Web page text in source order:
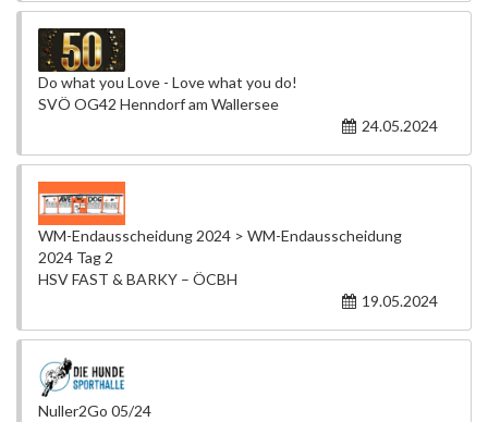
Do what you Love - Love what you do!
SVÖ OG42 Henndorf am Wallersee
24.05.2024
WM-Endausscheidung 2024 > WM-Endausscheidung
2024 Tag 2
HSV FAST & BARKY – ÖCBH
19.05.2024
Nuller2Go 05/24